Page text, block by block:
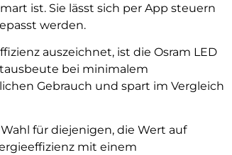
ist. Sie lässt sich per App steuern
werden.
auszeichnet, ist die Osram LED
bei minimalem
Gebrauch und spart im Vergleich
für diejenigen, die Wert auf
mit einem